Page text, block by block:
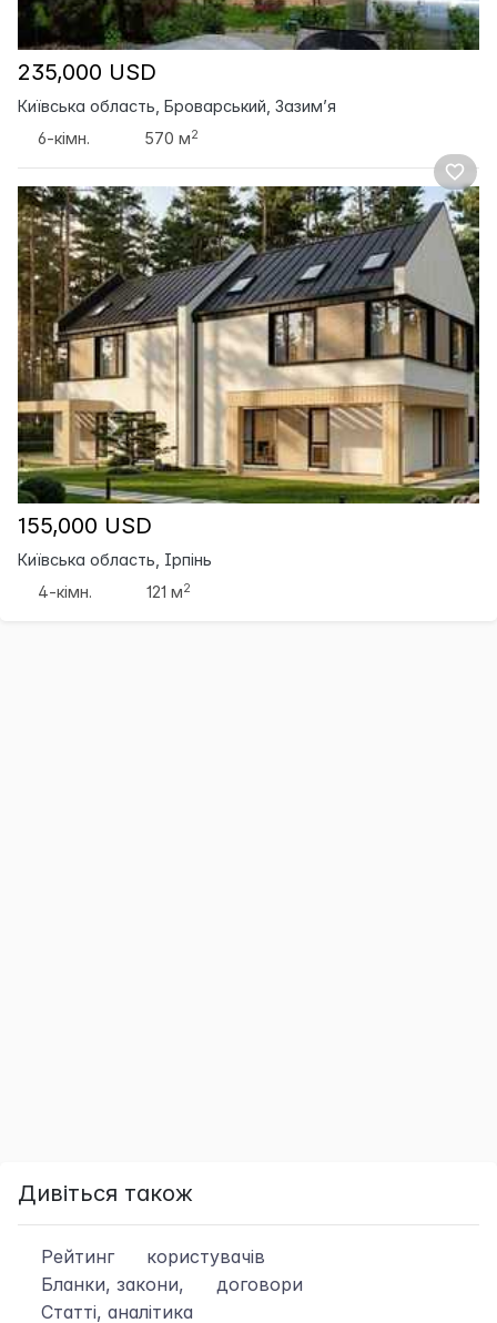
235,000 USD
Київська область, Броварський, Зазим’я
6-кімн.
570 м2
155,000 USD
Київська область, Ірпінь
4-кімн.
121 м2
Дивіться також
Рейтинг
користувачів
Бланки, закони,
договори
Статті, аналітика